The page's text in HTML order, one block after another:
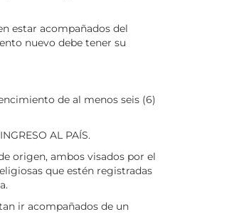
estar acompañados del
nuevo debe tener su
de al menos seis (6)
AL PAÍS.
origen, ambos visados por el
que estén registradas
ir acompañados de un